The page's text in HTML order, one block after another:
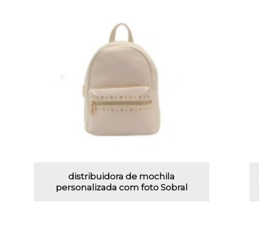
distribuidora de mochila
personalizada com foto Sobral